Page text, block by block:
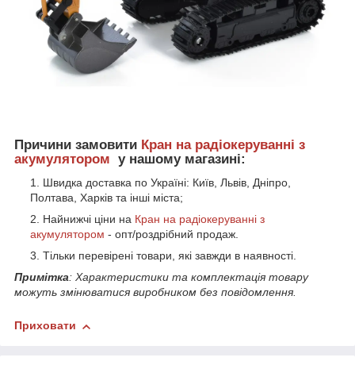
Причини замовити Кран на радіокеруванні з
акумулятором у нашому магазині:
Швидка доставка по Україні: Київ, Львів, Дніпро,
Полтава, Харків та інші міста;
Найнижчі ціни на Кран на радіокеруванні з
акумулятором - опт/роздрібний продаж.
Тільки перевірені товари, які завжди в наявності.
Примітка: Характеристики та комплектація товару
можуть змінюватися виробником без повідомлення.
Приховати